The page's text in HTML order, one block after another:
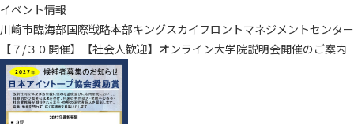
イベント情報
川崎市臨海部国際戦略本部キングスカイフロントマネジメントセンター
【７/３０開催】【社会人歓迎】オンライン大学院説明会開催のご案内